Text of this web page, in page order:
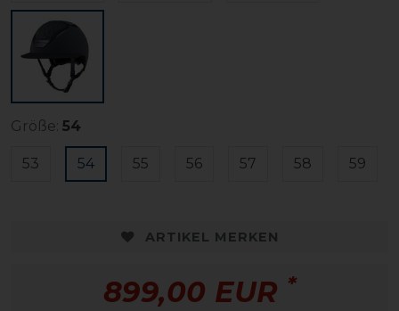
Größe: 54
53 54 55 56 57 58 59
ARTIKEL MERKEN
899,00 EUR *